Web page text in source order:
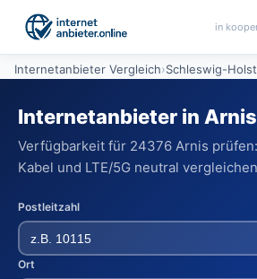
in
Internetanbieter Vergleich›Schleswig-
Internetanbieter in
Verfügbarkeit für 24376 Arnis prüfen:
Kabel und LTE/5G neutral
Postleitzahl
Ort